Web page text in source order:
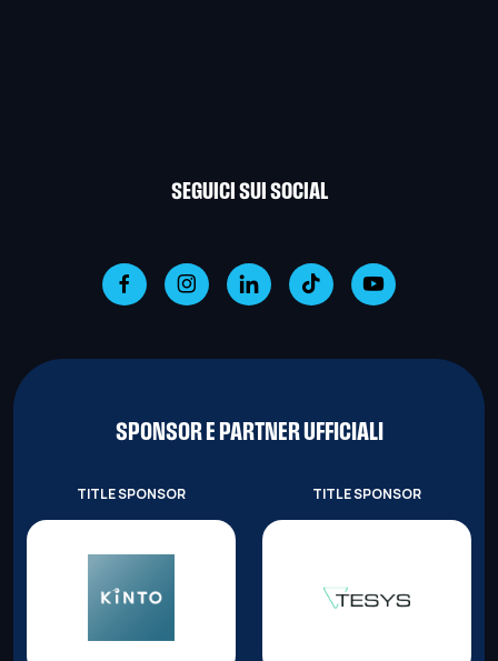
SEGUICI SUI SOCIAL
SPONSOR E PARTNER UFFICIALI
TITLE SPONSOR TITLE SPONSOR